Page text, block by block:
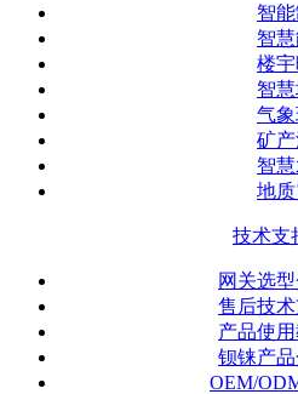
智
智
楼
智
气
矿产
智慧
地
技术支
网关选
售后技
产品使
钡铼产
OEM/